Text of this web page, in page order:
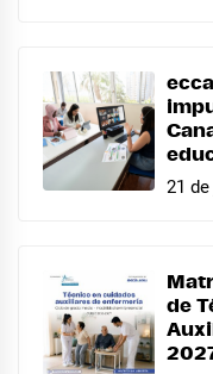
21
de